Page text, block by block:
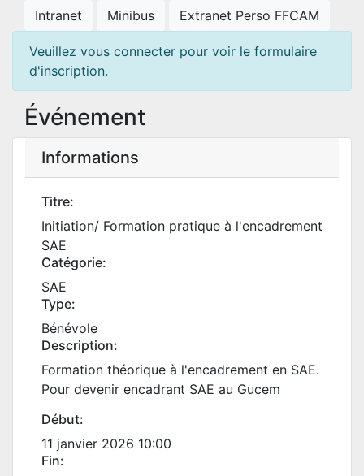
Intranet Minibus Extranet Perso FFCAM
Veuillez vous connecter pour voir le formulaire
d'inscription.
Événement
Informations
Titre:
Initiation/ Formation pratique à l'encadrement
SAE
Catégorie:
SAE
Type:
Bénévole
Description:
Formation théorique à l'encadrement en SAE.
Pour devenir encadrant SAE au Gucem
Début:
11 janvier 2026 10:00
Fin: